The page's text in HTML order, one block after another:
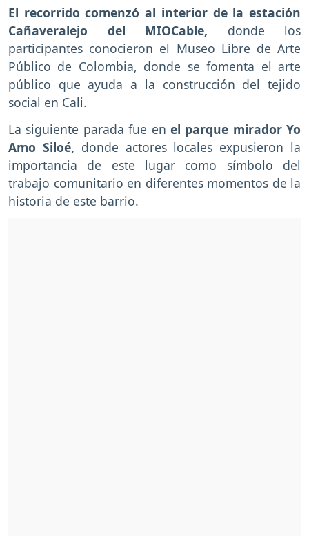
El recorrido comenzó al interior de la estación
Cañaveralejo del MIOCable, donde los
participantes conocieron el Museo Libre de Arte
Público de Colombia, donde se fomenta el arte
público que ayuda a la construcción del tejido
social en Cali.
La siguiente parada fue en el parque mirador Yo
Amo Siloé, donde actores locales expusieron la
importancia de este lugar como símbolo del
trabajo comunitario en diferentes momentos de la
historia de este barrio.